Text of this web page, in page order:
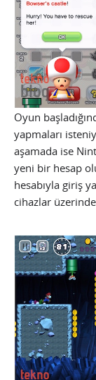
Oyun
yapmaları
aşamada ise
yeni bir hesap
hesabıyla giriş
cihazlar